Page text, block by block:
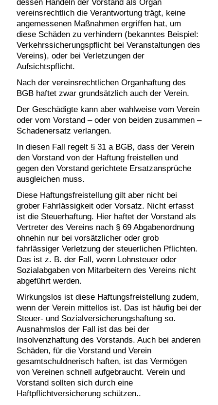
dessen Handeln der Vorstand als Organ
vereinsrechtlich die Verantwortung trägt, keine
angemessenen Maßnahmen ergriffen hat, um
diese Schäden zu verhindern (bekanntes Beispiel:
Verkehrssicherungspflicht bei Veranstaltungen des
Vereins), oder bei Verletzungen der
Aufsichtspflicht.
Nach der vereinsrechtlichen Organhaftung des
BGB haftet zwar grundsätzlich auch der Verein.
Der Geschädigte kann aber wahlweise vom Verein
oder vom Vorstand – oder von beiden zusammen –
Schadenersatz verlangen.
In diesen Fall regelt § 31 a BGB, dass der Verein
den Vorstand von der Haftung freistellen und
gegen den Vorstand gerichtete Ersatzansprüche
ausgleichen muss.
Diese Haftungsfreistellung gilt aber nicht bei
grober Fahrlässigkeit oder Vorsatz. Nicht erfasst
ist die Steuerhaftung. Hier haftet der Vorstand als
Vertreter des Vereins nach § 69 Abgabenordnung
ohnehin nur bei vorsätzlicher oder grob
fahrlässiger Verletzung der steuerlichen Pflichten.
Das ist z. B. der Fall, wenn Lohnsteuer oder
Sozialabgaben von Mitarbeitern des Vereins nicht
abgeführt werden.
Wirkungslos ist diese Haftungsfreistellung zudem,
wenn der Verein mittellos ist. Das ist häufig bei der
Steuer- und Sozialversicherungshaftung so.
Ausnahmslos der Fall ist das bei der
Insolvenzhaftung des Vorstands. Auch bei anderen
Schäden, für die Vorstand und Verein
gesamtschuldnerisch haften, ist das Vermögen
von Vereinen schnell aufgebraucht. Verein und
Vorstand sollten sich durch eine
Haftpflichtversicherung schützen..